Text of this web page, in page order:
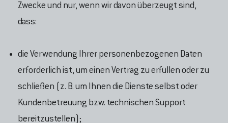
Zwecke und nur, wenn wir davon überzeugt sind,
dass:
die Verwendung Ihrer personenbezogenen Daten
erforderlich ist, um einen Vertrag zu erfüllen oder zu
schließen (z. B. um Ihnen die Dienste selbst oder
Kundenbetreuung bzw. technischen Support
bereitzustellen);